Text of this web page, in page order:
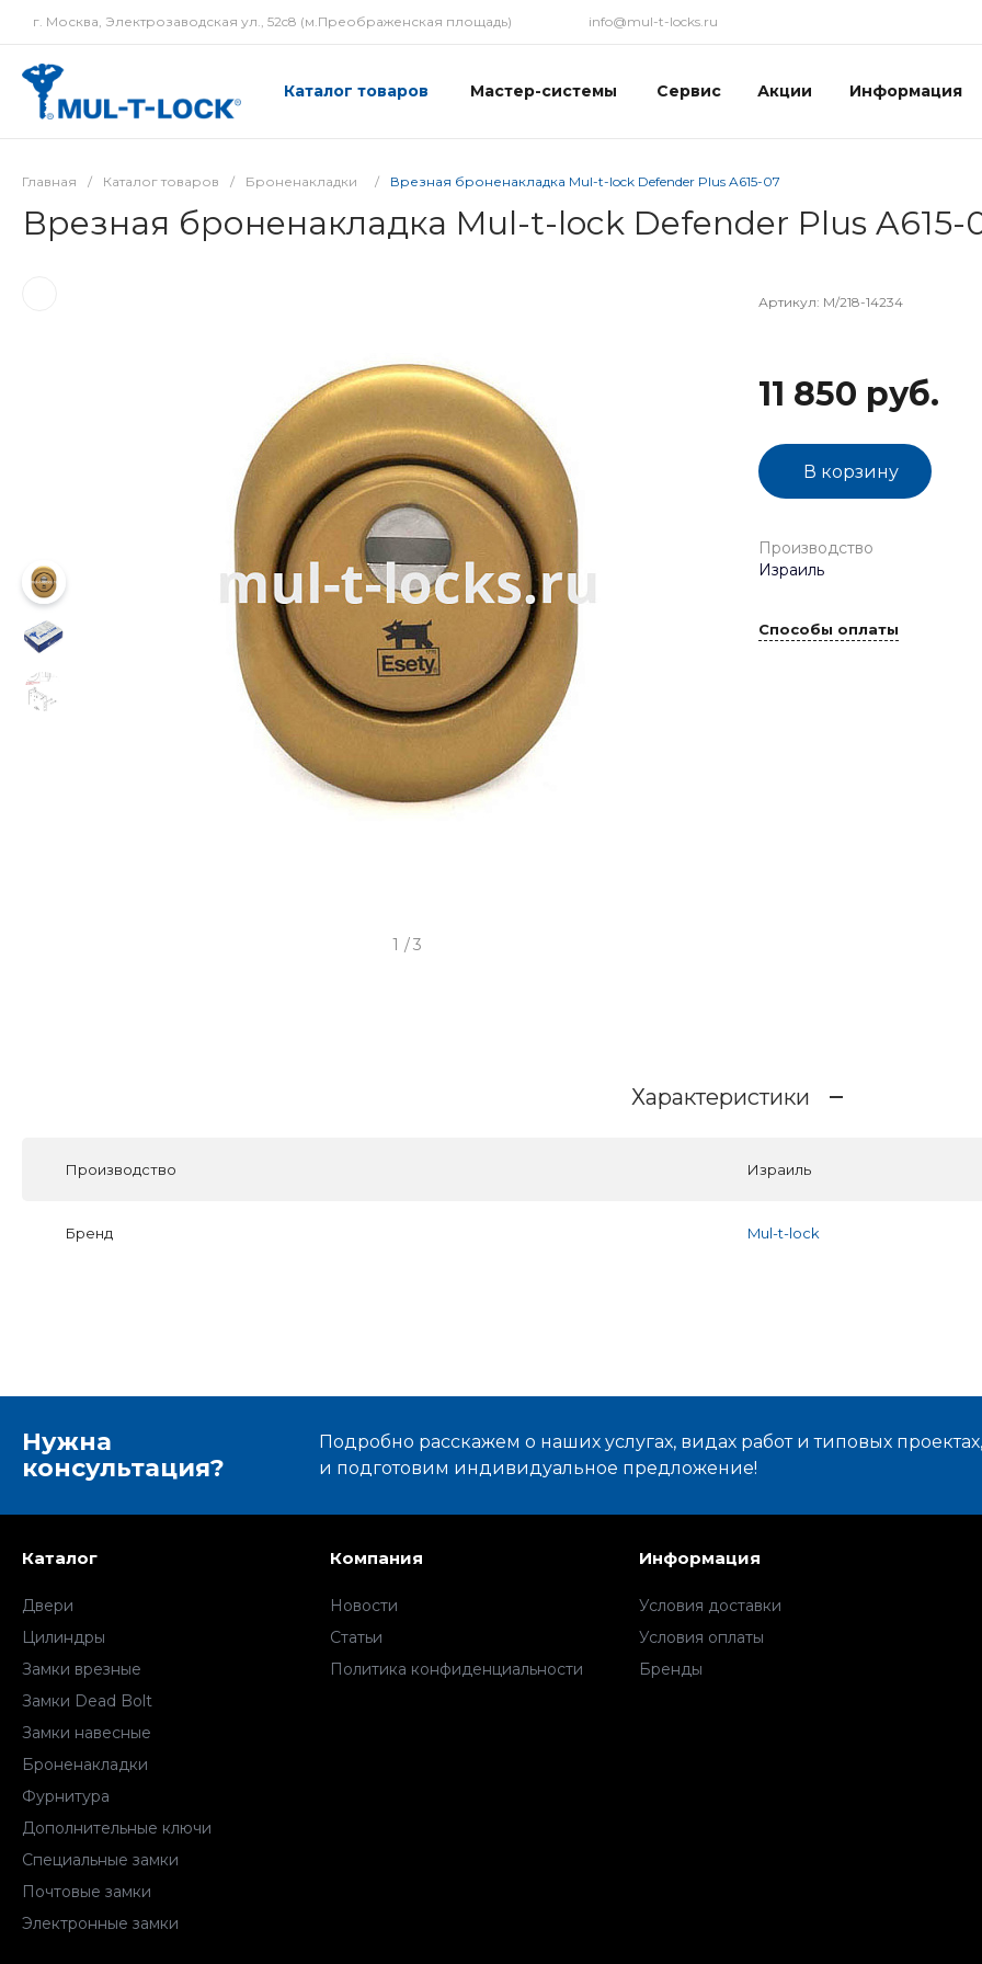
г. Москва, Электрозаводская ул., 52c8 (м.Преображенская площадь) info@mul-t-locks.ru
Каталог товаров Мастер-системы Сервис Акции Информация
Главная / Каталог товаров / Броненакладки / Врезная броненакладка Mul-t-lock Defender Plus A615-07
Врезная броненакладка Mul-t-lock Defender Plus A615-
1 /3
Артикул: M/218-14234
11 850 руб.
В корзину
Производство
Израиль
Способы оплаты
Характеристики
Производство Израиль
Бренд Mul-t-lock
Нужна
консультация?
Подробно расскажем о наших услугах, видах работ и типовых
и подготовим индивидуальное предложение!
Каталог
Двери
Цилиндры
Замки врезные
Замки Dead Bolt
Замки навесные
Броненакладки
Фурнитура
Дополнительные ключи
Специальные замки
Почтовые замки
Электронные замки
Компания
Новости
Статьи
Политика конфиденциальности
Информация
Условия доставки
Условия оплаты
Бренды